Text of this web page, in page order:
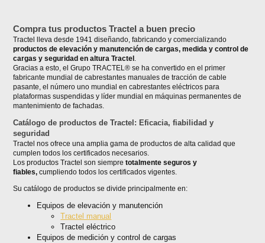
Compra tus productos Tractel a buen precio
Tractel lleva desde 1941 diseñando, fabricando y comercializando
productos de elevación y manutención de cargas, medida y control de
cargas y seguridad en altura Tractel .
Gracias a esto, el Grupo TRACTEL® se ha convertido en el primer
fabricante mundial de cabrestantes manuales de tracción de cable
pasante, el número uno mundial en cabrestantes eléctricos para
plataformas suspendidas y líder mundial en máquinas permanentes de
mantenimiento de fachadas.
Catálogo de productos de Tractel: Eficacia, fiabilidad y
seguridad
Tractel nos ofrece una amplia gama de productos de alta calidad que
cumplen todos los certificados necesarios.
Los productos Tractel son siempretotalmente seguros y
fiables,cumpliendo todos los certificados vigentes.
Su catálogo de productos se divide principalmente en:
Equipos de elevación y manutención
Tractel manual
Tractel eléctrico
Equipos de medición y control de cargas